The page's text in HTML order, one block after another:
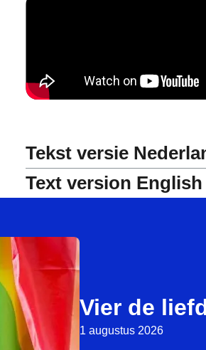
Tekst versie
Text version English
Vier de
1 augustus 2026